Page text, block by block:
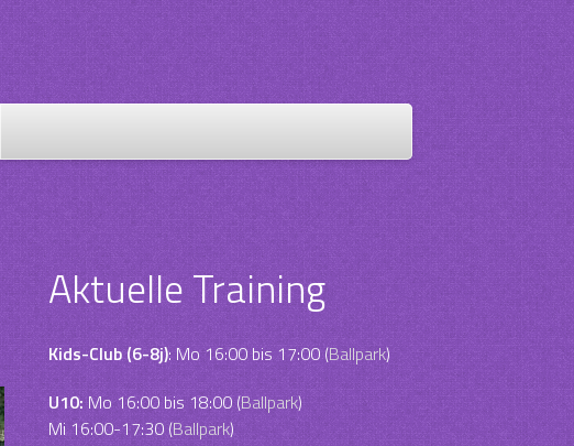
Aktuelle Training
Kids-Club (6-8j): Mo 16:00 bis 17:00 (Ballpark)
U10:Mo 16:00 bis 18:00 (Ballpark)
Mi 16:00-17:30 (Ballpark)